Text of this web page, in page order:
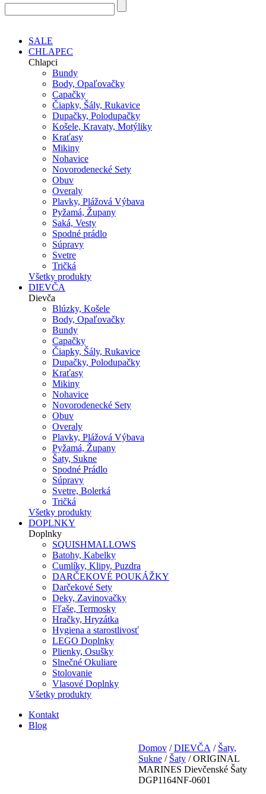
SALE
CHLAPEC
Chlapci
Bundy
Body, Opaľovačky
Capačky
Čiapky, Šály, Rukavice
Dupačky, Polodupačky
Košele, Kravaty, Motýliky
Kraťasy
Mikiny
Nohavice
Novorodenecké Sety
Obuv
Overaly
Plavky, Plážová Výbava
Pyžamá, Župany
Saká, Vesty
Spodné prádlo
Súpravy
Svetre
Tričká
Všetky produkty
DIEVČA
Dievča
Blúzky, Košele
Body, Opaľovačky
Bundy
Capačky
Čiapky, Šály, Rukavice
Dupačky, Polodupačky
Kraťasy
Mikiny
Nohavice
Novorodenecké Sety
Obuv
Overaly
Plavky, Plážová Výbava
Pyžamá, Župany
Šaty, Sukne
Spodné Prádlo
Súpravy
Svetre, Bolerká
Tričká
Všetky produkty
DOPLNKY
Doplnky
SQUISHMALLOWS
Batohy, Kabelky
Cumlíky, Klipy, Puzdra
DARČEKOVÉ POUKÁŽKY
Darčekové Sety
Deky, Zavinovačky
Fľaše, Termosky
Hračky, Hryzátka
Hygiena a starostlivosť
LEGO Doplnky
Plienky, Osušky
Slnečné Okuliare
Stolovanie
Vlasové Doplnky
Všetky produkty
Kontakt
Blog
Domov/DIEVČA / Šaty,
Sukne/ Šaty/ ORIGINAL
MARINES Dievčenské Šaty
DGP1164NF-0601